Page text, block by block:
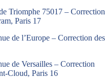
Triomphe 75017 – Correction
Paris 17
de l’Europe – Correction des
de Versailles – Correction
Cloud, Paris 16